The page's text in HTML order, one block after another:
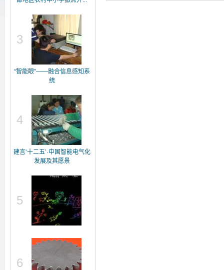
3
“智能眼”——融合信息感知系
统
4
建言‘十二五’·中国智能电气化
发展及其愿景
5
6